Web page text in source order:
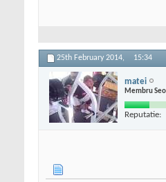
25th February 2014, 15:34
matei
Membru
Reputatie: